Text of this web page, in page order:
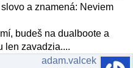
a znamená: Neviem
budeš na dualboote a
len zavadzia....
adam.valcek